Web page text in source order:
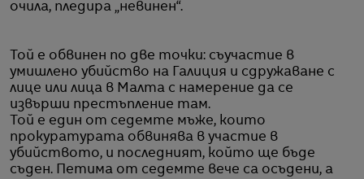
очила, пледира „невинен“.
Той е обвинен по две точки: съучастие в
умишлено убийство на Галиция и сдружаване с
лице или лица в Малта с намерение да се
извърши престъпление там.
Той е един от седемте мъже, които
прокуратурата обвинява в участие в
убийството, и последният, който ще бъде
съден. Петима от седемте вече са осъдени, а